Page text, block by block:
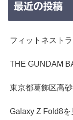
最近の投稿
フィットネスト
THE GUNDAM
東京都葛飾区高
Galaxy Z Fold8を